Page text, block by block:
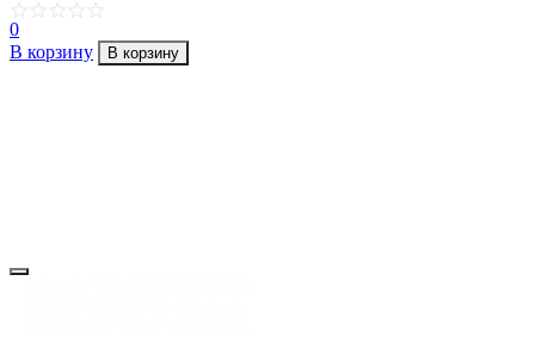
0
В корзину
В корзину